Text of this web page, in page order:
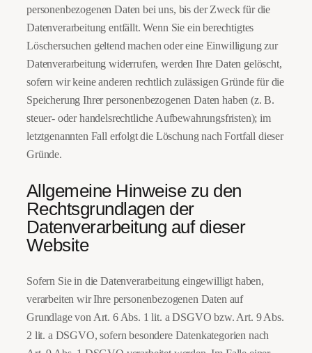
personenbezogenen Daten bei uns, bis der Zweck für die
Datenverarbeitung entfällt. Wenn Sie ein berechtigtes
Löschersuchen geltend machen oder eine Einwilligung zur
Datenverarbeitung widerrufen, werden Ihre Daten gelöscht,
sofern wir keine anderen rechtlich zulässigen Gründe für die
Speicherung Ihrer personenbezogenen Daten haben (z. B.
steuer- oder handelsrechtliche Aufbewahrungsfristen); im
letztgenannten Fall erfolgt die Löschung nach Fortfall dieser
Gründe.
Allgemeine Hinweise zu den
Rechtsgrundlagen der
Datenverarbeitung auf dieser
Website
Sofern Sie in die Datenverarbeitung eingewilligt haben,
verarbeiten wir Ihre personenbezogenen Daten auf
Grundlage von Art. 6 Abs. 1 lit. a DSGVO bzw. Art. 9 Abs.
2 lit. a DSGVO, sofern besondere Datenkategorien nach